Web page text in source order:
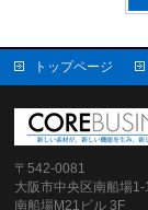
トップページ
〒542-0081
大阪市中央区南船場1-
南船場M21ビル 3F